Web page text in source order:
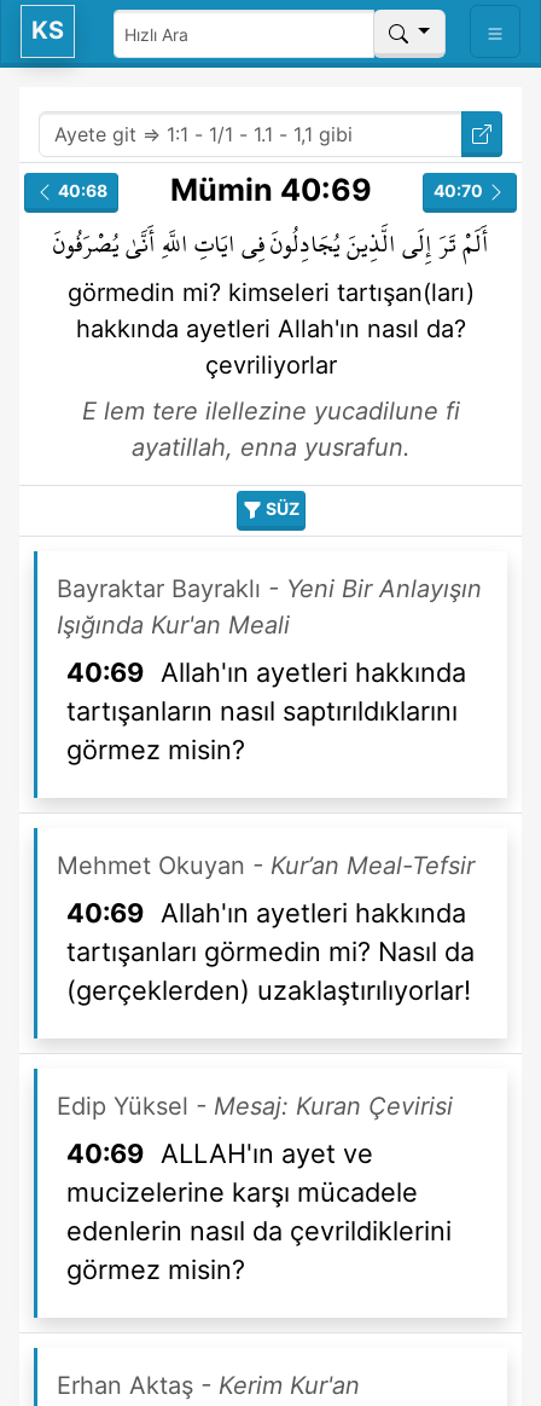
KS
40:68 40:70
Mümin 40:69
أَلَمْتَرَإِلَىالَّذِينَيُجَادِلُونَفِيايَاتِاللَّهِأَنَّىٰيُصْرَفُونَ
görmedin mi? kimseleri tartışan(ları)
hakkında ayetleri Allah'ın nasıl da?
çevriliyorlar
E lem tere ilellezine yucadilune fi
ayatillah, enna yusrafun.
SÜZ
Bayraktar Bayraklı - Yeni Bir Anlayışın
Işığında Kur'an Meali
40:69 Allah'ın ayetleri hakkında
tartışanların nasıl saptırıldıklarını
görmez misin?
Mehmet Okuyan - Kur’an Meal-Tefsir
40:69 Allah'ın ayetleri hakkında
tartışanları görmedin mi? Nasıl da
(gerçeklerden) uzaklaştırılıyorlar!
Edip Yüksel - Mesaj: Kuran Çevirisi
40:69 ALLAH'ın ayet ve
mucizelerine karşı mücadele
edenlerin nasıl da çevrildiklerini
görmez misin?
Erhan Aktaş - Kerim Kur'an